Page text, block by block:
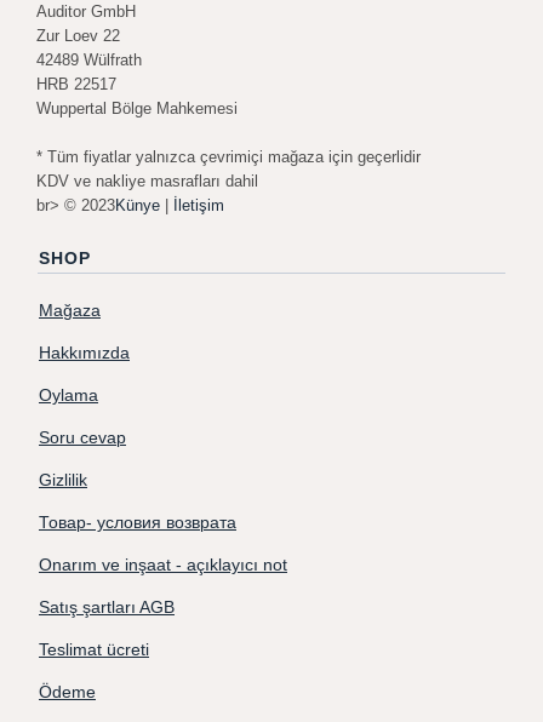
Auditor GmbH
Zur Loev 22
42489 Wülfrath
HRB 22517
Wuppertal Bölge Mahkemesi
* Tüm fiyatlar yalnızca çevrimiçi mağaza için geçerlidir
KDV ve nakliye masrafları dahil
br> © 2023Künye | İletişim
SHOP
Mağaza
Hakkımızda
Oylama
Soru cevap
Gizlilik
Товар- условия возврата
Onarım ve inşaat - açıklayıcı not
Satış şartları AGB
Teslimat ücreti
Ödeme